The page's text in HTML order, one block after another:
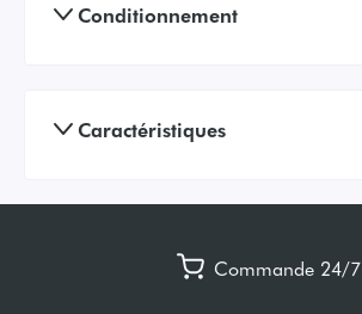
Conditionnement
Caractéristiques
Commande 24/7